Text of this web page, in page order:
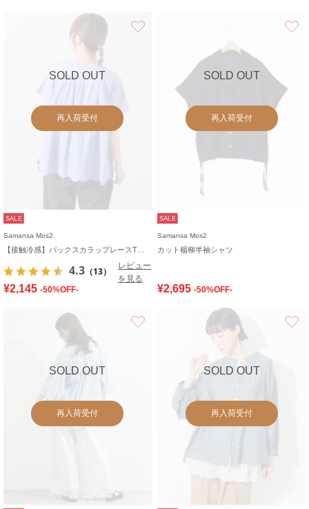
SOLD OUT
再入荷受付
SALE
Samansa Mos2
4.3 （13）
レビュー
を見る
¥2,145 -50%OFF-
SOLD OUT
再入荷受付
SALE
Samansa Mos2
カット楊柳半袖シャツ
¥2,695 -50%OFF-
SOLD OUT
再入荷受付
SOLD OUT
再入荷受付